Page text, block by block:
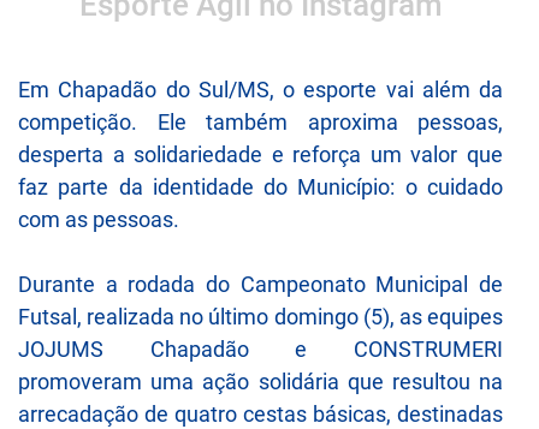
Em Chapadão do Sul/MS, o esporte vai além da
competição. Ele também aproxima pessoas,
desperta a solidariedade e reforça um valor que
faz parte da identidade do Município: o cuidado
com as pessoas.
Durante a rodada do Campeonato Municipal de
Futsal, realizada no último domingo (5), as equipes
JOJUMS Chapadão e CONSTRUMERI
promoveram uma ação solidária que resultou na
arrecadação de quatro cestas básicas, destinadas